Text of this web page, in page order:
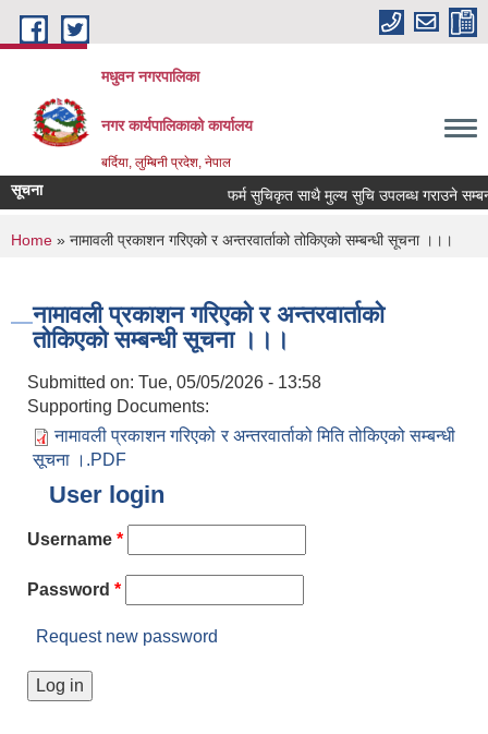
Skip to main content
मधुवन नगरपालिका
नगर कार्यपालिकाको कार्यालय
बर्दिया, लुम्बिनी प्रदेश, नेपाल
सूचना फर्म सुचिकृत साथै मुल्य सुचि उपलब्ध गराउने
You are here
Home » नामावली प्रकाशन गरिएको र अन्तरवार्ताको तोकिएको सम्बन्धी सूचना ।।।
नामावली प्रकाशन गरिएको र अन्तरवार्ताको
तोकिएको सम्बन्धी सूचना ।।।
Submitted on: Tue, 05/05/2026 - 13:58
Supporting Documents:
नामावली प्रकाशन गरिएको र अन्तरवार्ताको मिति तोकिएको सम्बन्धी
सूचना ।.PDF
User login
Username *
Password *
Request new password